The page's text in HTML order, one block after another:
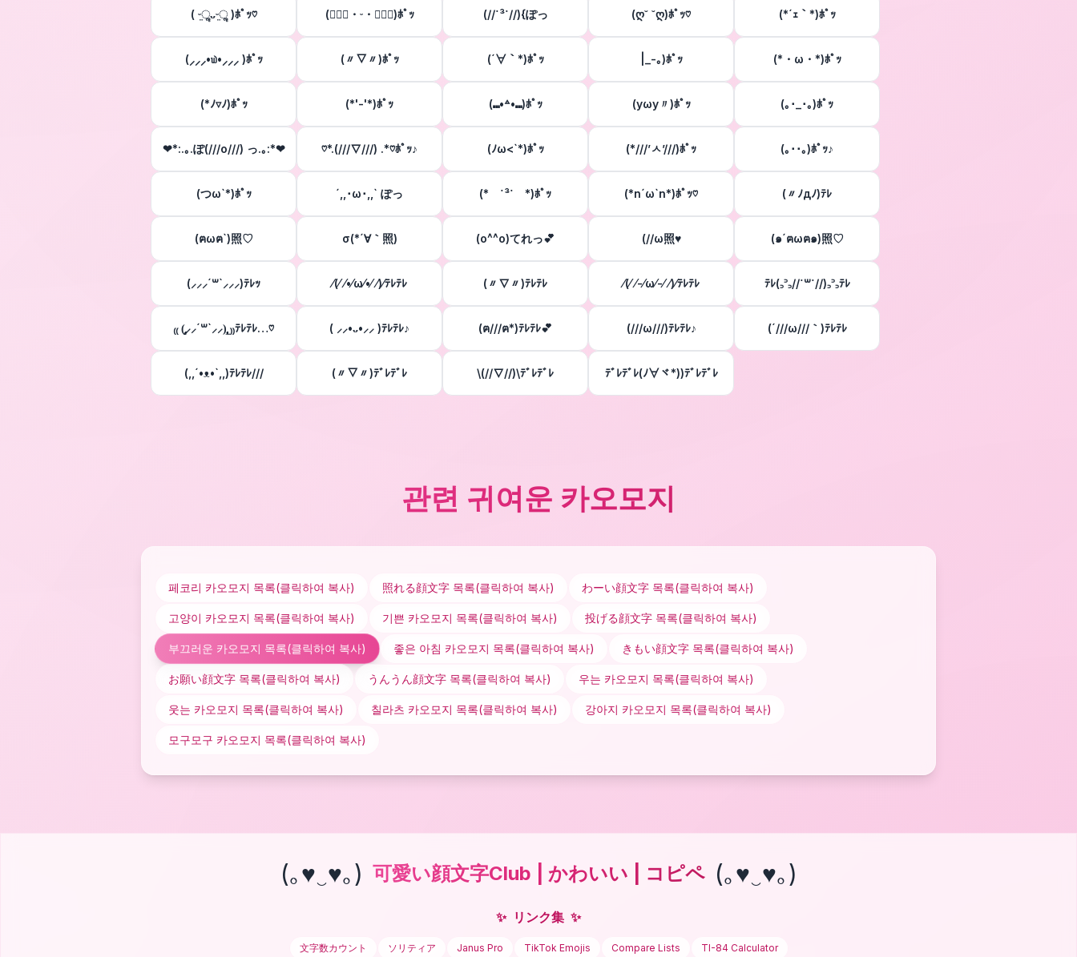
( ᵕ̤ૢᴗᵕ̤ૢ )ﾎﾟｯ♡ (๑⃙⃘・ᵕ・๑⃙⃘)ﾎﾟｯ (//˙³˙//){ぽっ (ღ˘ ˘ღ)ﾎﾟｯ♡ (*´ｪ｀*)ﾎﾟｯ
(⸝⸝⸝•௰•⸝⸝⸝ )ﾎﾟｯ (〃▽〃)ﾎﾟｯ (´∀｀*)ﾎﾟｯ |_-｡)ﾎﾟｯ (*・ω・*)ﾎﾟｯ
(*ﾉ▿ﾉ)ﾎﾟｯ (*'-'*)ﾎﾟｯ (⑉•꒫•⑉)ﾎﾟｯ (yωy〃)ﾎﾟｯ (｡･_･｡)ﾎﾟｯ
❤*:.｡.ぽ(///o///) っ.｡:*❤ ♡*.(///∇///) .*♡ﾎﾟｯ♪ (ﾉω<`*)ﾎﾟｯ (*///’ㅅ’///)ﾎﾟｯ (｡･･｡)ﾎﾟｯ♪
(つω`*)ﾎﾟｯ ´,,･ω･,,` ぽっ (* ˙³˙ *)ﾎﾟｯ (*n´ω`n*)ﾎﾟｯ♡ (〃ﾉдﾉ)ﾃﾚ
(ฅωฅ`)照♡ σ(*´∀｀照) (o^^o)てれっ💕 (//ω照♥ (๑´ฅωฅ๑)照♡
(⸝⸝⸝´꒳`⸝⸝⸝)ﾃﾚｯ ⁄(⁄ ⁄•⁄ω⁄•⁄ ⁄)⁄ﾃﾚﾃﾚ (〃∇〃)ﾃﾚﾃﾚ ⁄(⁄ ⁄-⁄ω⁄-⁄ ⁄)⁄ﾃﾚﾃﾚ ﾃﾚ(꜆꜄꜆//˙꒳˙//)꜆꜄꜆ﾃﾚ
₍₍ (̨̡⸝⸝´꒳`⸝⸝)̧̢ ₎₎ﾃﾚﾃﾚ…♡ ( ⸝⸝•ᴗ•⸝⸝ )ﾃﾚﾃﾚ♪ (ฅ///ฅ*)ﾃﾚﾃﾚ💕 (///ω///)ﾃﾚﾃﾚ♪ (´///ω///｀)ﾃﾚﾃﾚ
(,,´•ᴥ•`,,)ﾃﾚﾃﾚ/// (〃▽〃)ﾃﾞﾚﾃﾞﾚ \(//∇//)\ﾃﾞﾚﾃﾞﾚ ﾃﾞﾚﾃﾞﾚ(ﾉ∀ヾ*))ﾃﾞﾚﾃﾞﾚ
관련 귀여운 카오모지
페코리 카오모지 목록(클릭하여 복사) 照れる顔文字 목록(클릭하여 복사) わーい顔文字 목록(클릭하여 복사)
고양이 카오모지 목록(클릭하여 복사) 기쁜 카오모지 목록(클릭하여 복사) 投げる顔文字 목록(클릭하여 복사)
부끄러운 카오모지 목록(클릭하여 복사) 좋은 아침 카오모지 목록(클릭하여 복사) きもい顔文字 목록(클릭하여 복사)
お願い顔文字 목록(클릭하여 복사) うんうん顔文字 목록(클릭하여 복사) 우는 카오모지 목록(클릭하여 복사)
웃는 카오모지 목록(클릭하여 복사) 칠라츠 카오모지 목록(클릭하여 복사) 강아지 카오모지 목록(클릭하여 복사)
모구모구 카오모지 목록(클릭하여 복사)
(｡♥‿♥｡) 可愛い顔文字Club | かわいい | コピペ (｡♥‿♥｡)
✨ リンク集 ✨
文字数カウント ソリティア Janus Pro TikTok Emojis Compare Lists TI-84 Calculator